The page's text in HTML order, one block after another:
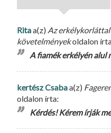
Ritaa(z) Az
követelményekoldalon
A fiamék erkélyén alul
kertész Csabaa(z)
oldalon írta:
Kérdés! Kérem írják